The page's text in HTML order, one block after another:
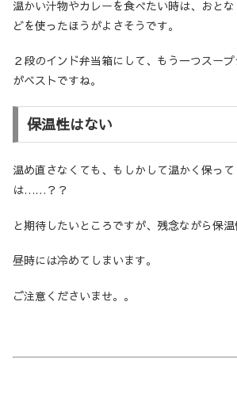
温かい汁物やカレーを食べたい時は、おと
どを使ったほうがよさそうです。
２段のインド弁当箱にして、もう一つスー
がベストですね。
保温性はない
温め直さなくても、もしかして温かく保っ
は……？？
と期待したいところですが、残念ながら保温
昼時には冷めてしまいます。
ご注意くださいませ。。